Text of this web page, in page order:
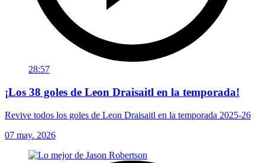
28:57
¡Los 38 goles de Leon Draisaitl en la temporada!
Revive todos los goles de Leon Draisaitl en la temporada 2025-26
07 may. 2026